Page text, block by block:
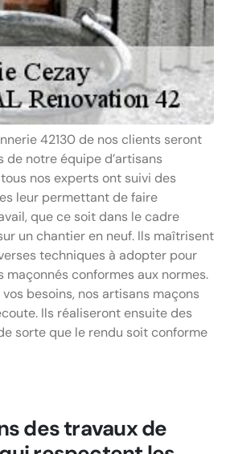
42130 de nos clients seront
de notre équipe d’artisans
nos experts ont suivi des
leur permettant de faire
que ce soit dans le cadre
un chantier en neuf. Ils maîtrisent
techniques à adopter pour
maçonnés conformes aux normes.
besoins, nos artisans maçons
Ils réaliseront ensuite des
sorte que le rendu soit conforme
des travaux de